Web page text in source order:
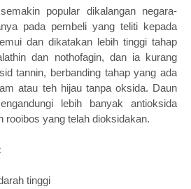
popular dikalangan negara-
pada pembeli yang teliti kepada
dan dikatakan lebih tinggi tahap
dan nothofagin, dan ia kurang
tannin, berbanding tahap yang ada
atau teh hijau tanpa oksida. Daun
lebih banyak antioksida
rooibos yang telah dioksidakan.
tinggi